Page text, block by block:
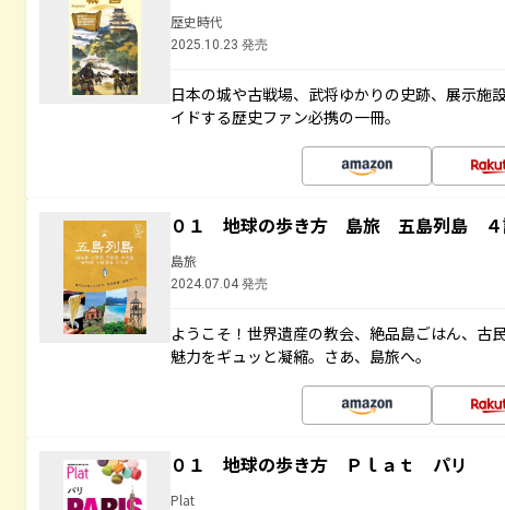
歴史時代
2025.10.23 発売
日本の城や古戦場、武将ゆかりの史跡、展示施
イドする歴史ファン必携の一冊。
０１ 地球の歩き方 島旅 五島列島 ４
島旅
2024.07.04 発売
ようこそ！世界遺産の教会、絶品島ごはん、古
魅力をギュッと凝縮。さあ、島旅へ。
０１ 地球の歩き方 Ｐｌａｔ パリ
Plat